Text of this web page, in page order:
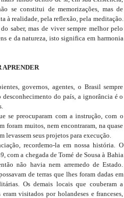
se constitui de memorizações, mas de
à realidade, pela reflexão, pela meditação.
saber, mas de viver sempre melhor pelo
e da natureza, isto significa em harmonia
APRENDER
governos, agentes, o Brasil sempre
do país, a ignorância é o
se preocuparam com a instrução, com o
foram muitos, nem encontraram, na quase
levassem seus projetos para execução.
recordemo-la em nossa história. O
com a chegada de Tomé de Sousa à Bahia
não havia nem arremedo de Estado.
de terras que lhes foram dadas em
Os demais locais que couberam a
visitados por holandeses e franceses,